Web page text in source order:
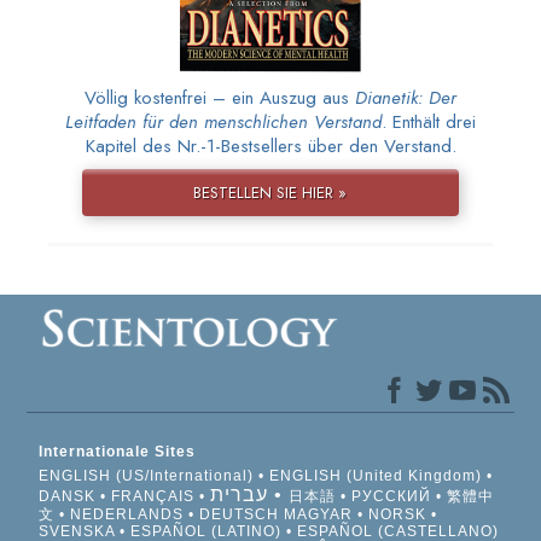
Völlig kostenfrei – ein Auszug aus Dianetik: Der
Leitfaden für den menschlichen Verstand. Enthält drei
Kapitel des Nr.-1-Bestsellers über den Verstand.
BESTELLEN SIE HIER »
Internationale Sites
ENGLISH (US/International)
ENGLISH (United Kingdom)
DANSK
FRANÇAIS עברית 日本語 РУССКИЙ
繁體中
文
NEDERLANDS DEUTSCH MAGYAR
NORSK
SVENSKA
ESPAÑOL (LATINO)
ESPAÑOL (CASTELLANO)